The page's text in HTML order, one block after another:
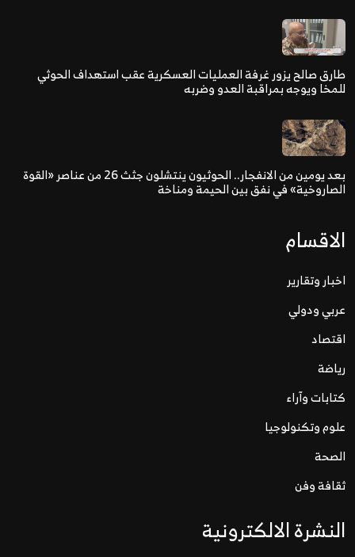
طارق صالح يزور غرفة العمليات العسكرية عقب استهداف الحوثي
للمخا ويوجه بمراقبة العدو وضربه
بعد يومين من الانفجار.. الحوثيون ينتشلون جثث 26 من عناصر «القوة
الصاروخية» في نفق بين الحيمة ومناخة
الاقسام
اخبار وتقارير
عربي ودولي
اقتصاد
رياضة
كتابات وآراء
علوم وتكنولوجيا
الصحة
ثقافة وفن
النشرة الالكترونية